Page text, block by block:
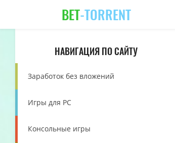
BET-TORRENT
НАВИГАЦИЯ ПО САЙТУ
Заработок без вложений
Игры для PC
Консольные игры